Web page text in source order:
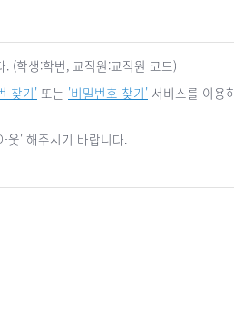
(학생:학번, 교직원:교직원 코드)
찾기'또는 '비밀번호 찾기' 서비스를 이용
웃' 해주시기 바랍니다.